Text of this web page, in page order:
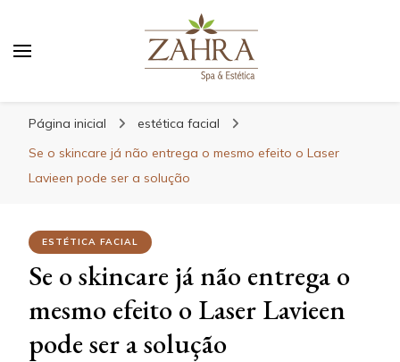
e relaxamento
Página inicial
estética facial
Se o skincare já não entrega o mesmo efeito o Laser
Lavieen pode ser a solução
ESTÉTICA FACIAL
Se o skincare já não entrega o
mesmo efeito o Laser Lavieen
pode ser a solução